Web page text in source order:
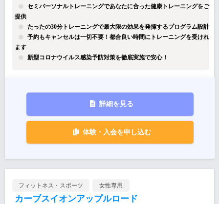
セミパーソナルトレーニングであなたに合った健康トレーニングをご
提供
たったの30分トレーニングで最大限の効果を発揮するプログラム設計
予約もキャンセルは一切不要！都合良い時間にトレーニングを受けれ
ます
新型コロナウイルス感染予防対策を徹底実施で安心！
詳細を見る
体験・入会を申し込む
フィットネス・スポーツ 女性専用
カーブスイオンアップルロード